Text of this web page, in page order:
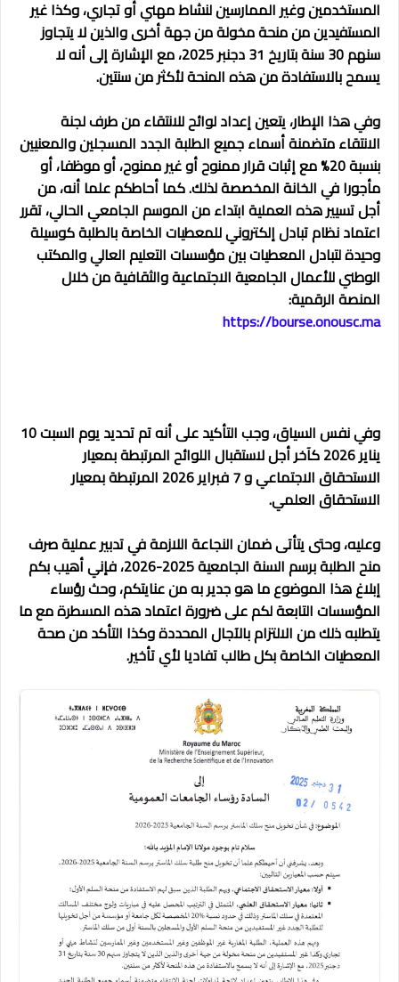
المستخدمين وغير الممارسين لنشاط مهني أو تجاري، وكذا غير
المستفيدين من منحة مخولة من جهة أخرى والذين لا يتجاوز
سنهم 30 سنة بتاريخ 31 دجنبر 2025، مع الإشارة إلى أنه لا
يسمح بالاستفادة من هذه المنحة لأكثر من سنتين.
وفي هذا الإطار، يتعين إعداد لوائح للانتقاء من طرف لجنة
الانتقاء متضمنة أسماء جميع الطلبة الجدد المسجلين والمعنيين
بنسبة 20% مع إثبات قرار ممنوح أو غير ممنوح، أو موظفا، أو
مأجورا في الخانة المخصصة لذلك. كما أحاطكم علما أنه، من
أجل تسيير هذه العملية ابتداء من الموسم الجامعي الحالي، تقرر
اعتماد نظام تبادل إلكتروني للمعطيات الخاصة بالطلبة كوسيلة
وحيدة لتبادل المعطيات بين مؤسسات التعليم العالي والمكتب
الوطني للأعمال الجامعية الاجتماعية والثقافية من خلال
المنصة الرقمية:
https://bourse.onousc.ma
وفي نفس السياق، وجب التأكيد على أنه تم تحديد يوم السبت 10
يناير 2026 كآخر أجل لاستقبال اللوائح المرتبطة بمعيار
الاستحقاق الاجتماعي و 7 فبراير 2026 المرتبطة بمعيار
الاستحقاق العلمي.
وعليه، وحتى يتأتى ضمان النجاعة اللازمة في تدبير عملية صرف
منح الطلبة برسم السنة الجامعية 2025-2026، فإني أهيب بكم
إبلاغ هذا الموضوع ما هو جدير به من عنايتكم، وحث رؤساء
المؤسسات التابعة لكم على ضرورة اعتماد هذه المسطرة مع ما
يتطلبه ذلك من الالتزام بالآجال المحددة وكذا التأكد من صحة
المعطيات الخاصة بكل طالب تفاديا لأي تأخير.